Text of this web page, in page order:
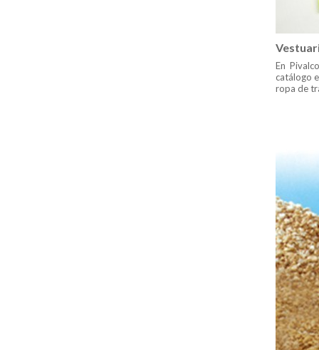
En
catálogo
ropa de